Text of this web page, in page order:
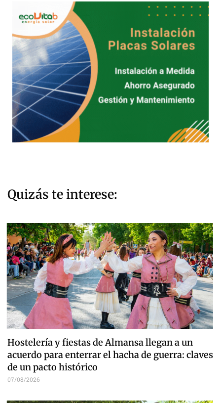
Quizás te interese:
Hostelería y fiestas de Almansa llegan a un
acuerdo para enterrar el hacha de guerra: claves
de un pacto histórico
07/08/2026